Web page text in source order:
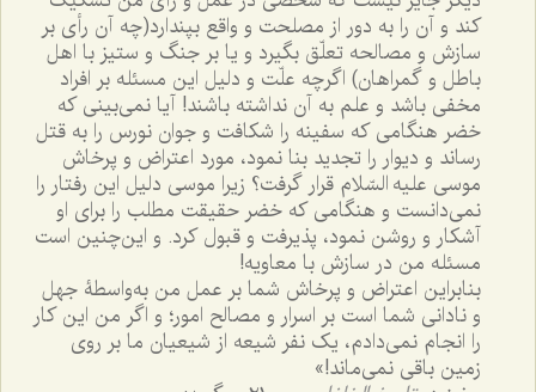
کند و آن را به دور از مصلحت و واقع بپندارد(چه آن رأی بر
سازش و مصالحه تعلّق بگیرد و یا بر جنگ و ستیز با اهل
باطل و گمراهان) اگرچه علّت و دلیل این مسئله بر افراد
مخفی باشد و علم به آن نداشته باشند! آیا نمی‌بینی که
خضر هنگامی که سفینه را شکافت و جوان نورس را به قتل
رساند و دیوار را تجدید بنا نمود، مورد اعتراض و پرخاش
موسی علیه السّلام قرار گرفت؟ زیرا موسی دلیل این رفتار را
نمی‌دانست و هنگامی که خضر حقیقت مطلب را برای او
آشکار و روشن نمود، پذیرفت و قبول کرد. و این‌چنین است
مسئله من در سازش با معاویه!
بنابراین اعتراض و پرخاش شما بر عمل من به‌واسطۀ جهل
و نادانی شما است بر اسرار و مصالح امور؛ و اگر من این کار
را انجام نمی‌دادم، یک نفر شیعه از شیعیان ما بر روی
زمین باقی نمی‌ماند!»